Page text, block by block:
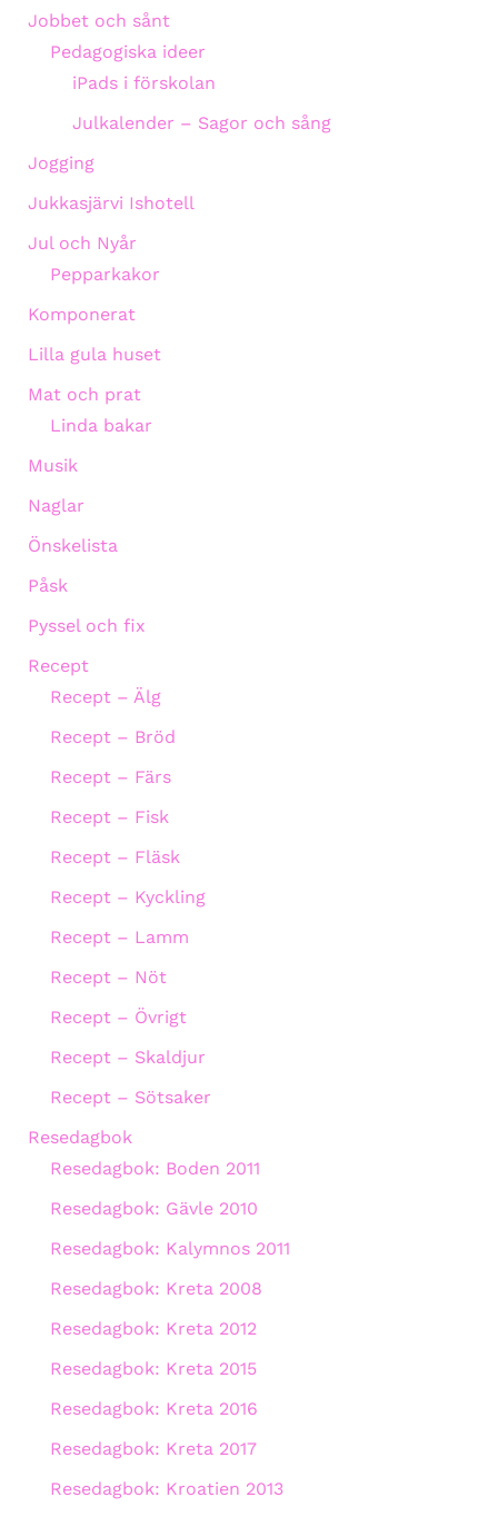
Jobbet och sånt
Pedagogiska ideer
iPads i förskolan
Julkalender – Sagor och sång
Jogging
Jukkasjärvi Ishotell
Jul och Nyår
Pepparkakor
Komponerat
Lilla gula huset
Mat och prat
Linda bakar
Musik
Naglar
Önskelista
Påsk
Pyssel och fix
Recept
Recept – Älg
Recept – Bröd
Recept – Färs
Recept – Fisk
Recept – Fläsk
Recept – Kyckling
Recept – Lamm
Recept – Nöt
Recept – Övrigt
Recept – Skaldjur
Recept – Sötsaker
Resedagbok
Resedagbok: Boden 2011
Resedagbok: Gävle 2010
Resedagbok: Kalymnos 2011
Resedagbok: Kreta 2008
Resedagbok: Kreta 2012
Resedagbok: Kreta 2015
Resedagbok: Kreta 2016
Resedagbok: Kreta 2017
Resedagbok: Kroatien 2013